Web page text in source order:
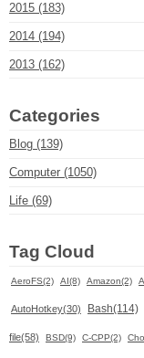
2015 (183)
2014 (194)
2013 (162)
Categories
Blog (139)
Computer (1050)
Life (69)
Tag Cloud
AeroFS(2) AI(8) Amazon(2)
AutoHotkey(30) Bash(114)
file(58) BSD(9) C-CPP(2)